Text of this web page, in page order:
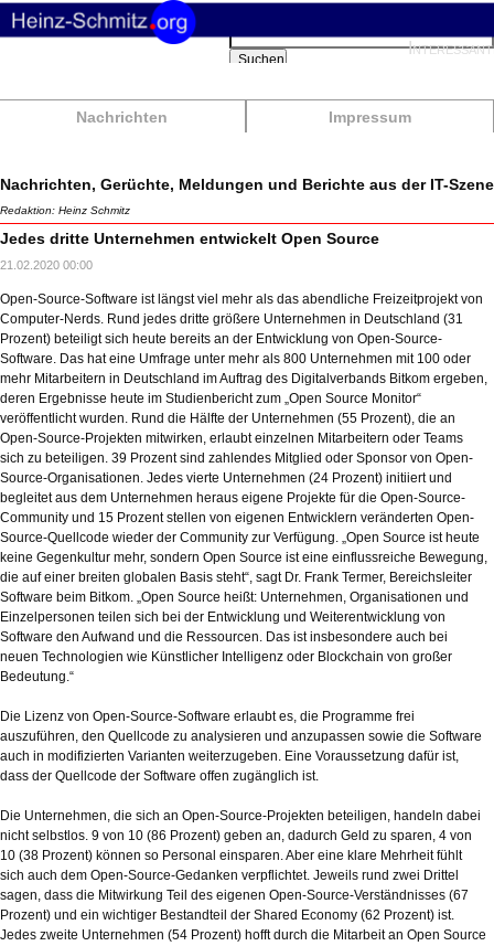
Nachrichten Impressum
Suchbegriffe
Suchen
Nachrichten, Gerüchte, Meldungen und Berichte aus der IT-Szene
Redaktion: Heinz Schmitz
Jedes dritte Unternehmen entwickelt Open Source
21.02.2020 00:00
Open-Source-Software ist längst viel mehr als das abendliche Freizeitprojekt von
Computer-Nerds. Rund jedes dritte größere Unternehmen in Deutschland (31
Prozent) beteiligt sich heute bereits an der Entwicklung von Open-Source-
Software. Das hat eine Umfrage unter mehr als 800 Unternehmen mit 100 oder
mehr Mitarbeitern in Deutschland im Auftrag des Digitalverbands Bitkom ergeben,
deren Ergebnisse heute im Studienbericht zum „Open Source Monitor“
veröffentlicht wurden. Rund die Hälfte der Unternehmen (55 Prozent), die an
Open-Source-Projekten mitwirken, erlaubt einzelnen Mitarbeitern oder Teams
sich zu beteiligen. 39 Prozent sind zahlendes Mitglied oder Sponsor von Open-
Source-Organisationen. Jedes vierte Unternehmen (24 Prozent) initiiert und
begleitet aus dem Unternehmen heraus eigene Projekte für die Open-Source-
Community und 15 Prozent stellen von eigenen Entwicklern veränderten Open-
Source-Quellcode wieder der Community zur Verfügung. „Open Source ist heute
keine Gegenkultur mehr, sondern Open Source ist eine einflussreiche Bewegung,
die auf einer breiten globalen Basis steht“, sagt Dr. Frank Termer, Bereichsleiter
Software beim Bitkom. „Open Source heißt: Unternehmen, Organisationen und
Einzelpersonen teilen sich bei der Entwicklung und Weiterentwicklung von
Software den Aufwand und die Ressourcen. Das ist insbesondere auch bei
neuen Technologien wie Künstlicher Intelligenz oder Blockchain von großer
Bedeutung.“
Die Lizenz von Open-Source-Software erlaubt es, die Programme frei
auszuführen, den Quellcode zu analysieren und anzupassen sowie die Software
auch in modifizierten Varianten weiterzugeben. Eine Voraussetzung dafür ist,
dass der Quellcode der Software offen zugänglich ist.
Die Unternehmen, die sich an Open-Source-Projekten beteiligen, handeln dabei
nicht selbstlos. 9 von 10 (86 Prozent) geben an, dadurch Geld zu sparen, 4 von
10 (38 Prozent) können so Personal einsparen. Aber eine klare Mehrheit fühlt
sich auch dem Open-Source-Gedanken verpflichtet. Jeweils rund zwei Drittel
sagen, dass die Mitwirkung Teil des eigenen Open-Source-Verständnisses (67
Prozent) und ein wichtiger Bestandteil der Shared Economy (62 Prozent) ist.
Jedes zweite Unternehmen (54 Prozent) hofft durch die Mitarbeit an Open Source